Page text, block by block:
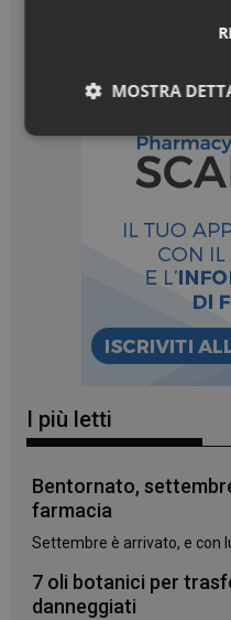
I più letti
Bentornato,
farmacia
Settembre è arrivato, e con
7 oli botanici per
danneggiati
MOSTRA
I cookie necessari
sito web abilitandone
navigazione sulle
protette del sito. Il
NOME